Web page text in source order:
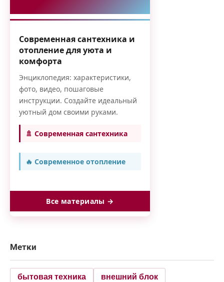
Современная сантехника и
отопление для уюта и
комфорта
Энциклопедия: характеристики,
фото, видео, пошаговые
инструкции. Создайте идеальный
уютный дом своими руками.
🚿 Современная сантехника
🔥 Современное отопление
Все материалы →
Метки
бытовая техника внешний блок